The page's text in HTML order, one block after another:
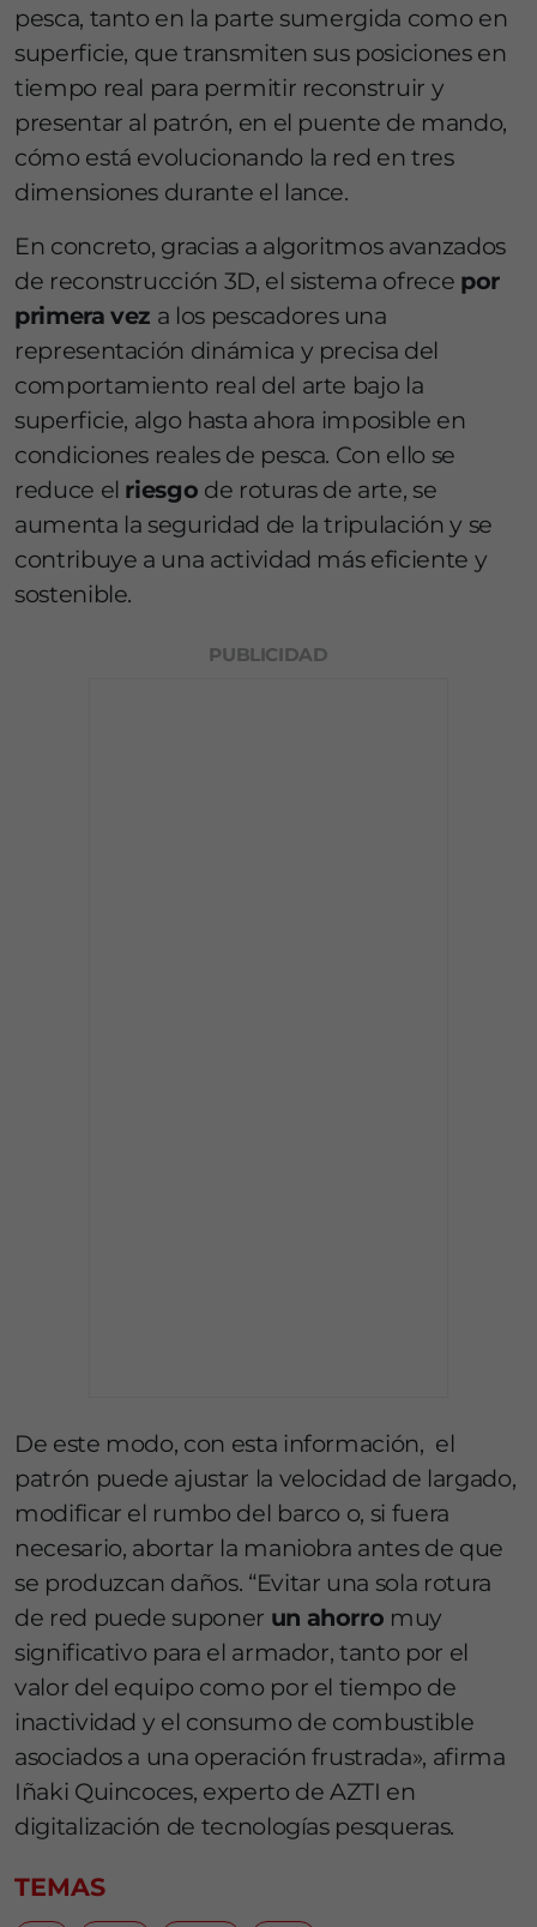
pesca, tanto en la parte sumergida como en
superficie, que transmiten sus posiciones en
tiempo real para permitir reconstruir y
presentar al patrón, en el puente de mando,
cómo está evolucionando la red en tres
dimensiones durante el lance.
En concreto, gracias a algoritmos avanzados
de reconstrucción 3D, el sistema ofrece por
primera vez a los pescadores una
representación dinámica y precisa del
comportamiento real del arte bajo la
superficie, algo hasta ahora imposible en
condiciones reales de pesca. Con ello se
reduce el riesgo de roturas de arte, se
aumenta la seguridad de la tripulación y se
contribuye a una actividad más eficiente y
sostenible.
PUBLICIDAD
De este modo, con esta información, el
patrón puede ajustar la velocidad de largado,
modificar el rumbo del barco o, si fuera
necesario, abortar la maniobra antes de que
se produzcan daños. “Evitar una sola rotura
de red puede suponer un ahorro muy
significativo para el armador, tanto por el
valor del equipo como por el tiempo de
inactividad y el consumo de combustible
asociados a una operación frustrada», afirma
Iñaki Quincoces, experto de AZTI en
digitalización de tecnologías pesqueras.
TEMAS